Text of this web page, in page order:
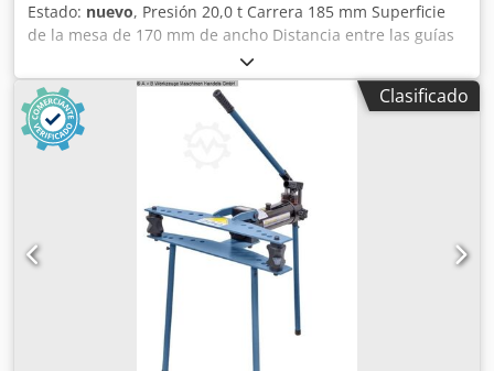
Estado: nuevo, Presión 20,0 t Carrera 185 mm Superficie
de la mesa de 170 mm de ancho Distancia entre las guías
de la columna 510 mm Peso aproximado de la máquina.
112 kilogramos Requisito de espacio aprox. 1630 x 560 x
730 mm Equipo: - Estándar con cilindro de presión que se
puede mover hacia la izquierda y la derecha. - Para
alinear, prensar, doblar, ensamblar engranajes, discos,
etc. - Estándar con pedal y bomba manual hidráulica para
alimentación de pistón. - Estándar con prisma de soporte
para alineación de ejes - Estándar con retracción
automática del pistón mediante resorte de retorno
integrado Credpfx Aqexaapcjqef - Mesa de prensa
regulable en altura con pernos de bloqueo - Manómetro
de gran tamaño para leer la fuerza de presión. - Incluye
bomba hidráulica de dos etapas - Construcción robusta
gracias al marco de acero soldado
Clasificado